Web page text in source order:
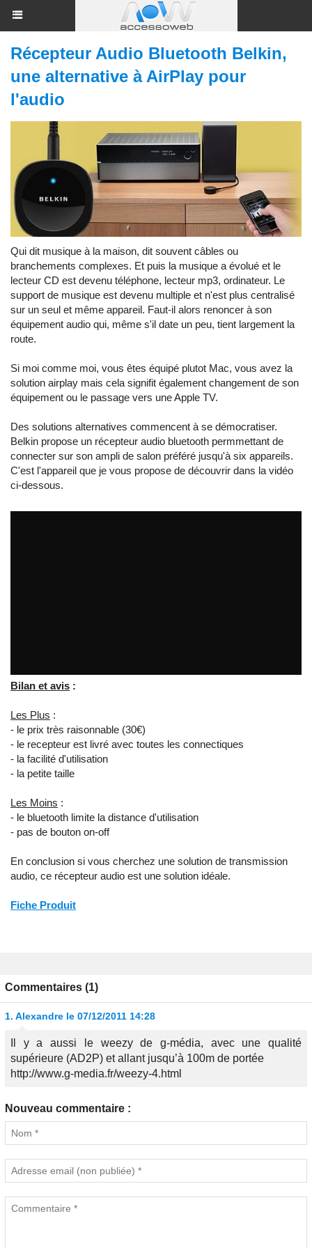
Récepteur Audio Bluetooth Belkin,
une alternative à AirPlay pour
l'audio
Qui dit musique à la maison, dit souvent câbles ou
branchements complexes. Et puis la musique a évolué et le
lecteur CD est devenu téléphone, lecteur mp3, ordinateur. Le
support de musique est devenu multiple et n'est plus centralisé
sur un seul et même appareil. Faut-il alors renoncer à son
équipement audio qui, même s'il date un peu, tient largement la
route.
Si moi comme moi, vous êtes équipé plutot Mac, vous avez la
solution airplay mais cela signifit également changement de son
équipement ou le passage vers une Apple TV.
Des solutions alternatives commencent à se démocratiser.
Belkin propose un récepteur audio bluetooth permmettant de
connecter sur son ampli de salon préféré jusqu'à six appareils.
C'est l'appareil que je vous propose de découvrir dans la vidéo
ci-dessous.
Bilan et avis :
Les Plus :
- le prix très raisonnable (30€)
- le recepteur est livré avec toutes les connectiques
- la facilité d'utilisation
- la petite taille
Les Moins :
- le bluetooth limite la distance d'utilisation
- pas de bouton on-off
En conclusion si vous cherchez une solution de transmission
audio, ce récepteur audio est une solution idéale.
Fiche Produit
Commentaires (1)
1. Alexandre le 07/12/2011 14:28
Il y a aussi le weezy de g-média, avec une qualité
supérieure (AD2P) et allant jusqu’à 100m de portée
http://www.g-media.fr/weezy-4.html
Nouveau commentaire :